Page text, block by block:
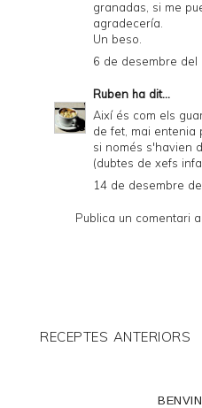
granadas, si me
agradecería.
Un beso.
6 de desembre del
Ruben ha dit...
Així és com els
de fet, mai entenia
si només s'havien
(dubtes de xefs
14 de desembre
Publica un comentari
RECEPTES ANTERIORS